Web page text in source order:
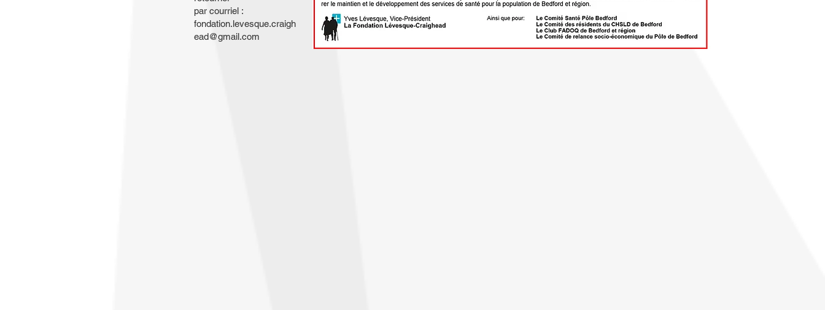
par courriel :
fondation.levesque.craigh
ead@gmail.com